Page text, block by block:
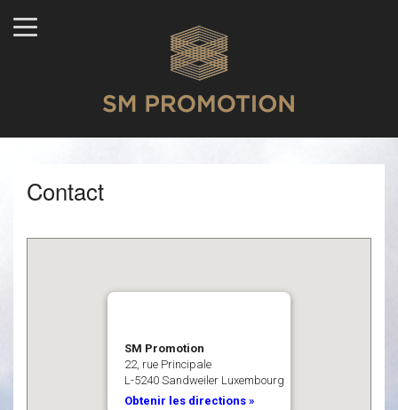
Contact
SM Promotion
22, rue Principale
L-5240 Sandweiler Luxembourg
Obtenir les directions »